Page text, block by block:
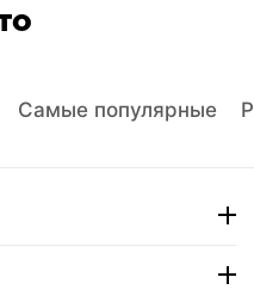
Самые популярные